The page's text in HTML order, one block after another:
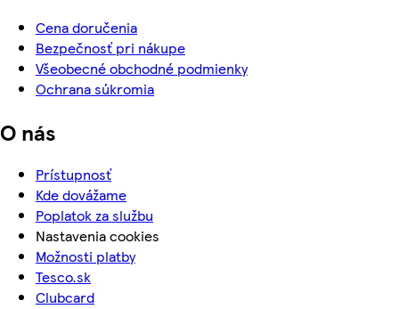
Cena doručenia
Bezpečnosť pri nákupe
Všeobecné obchodné podmienky
Ochrana súkromia
O nás
Prístupnosť
Kde dovážame
Poplatok za službu
Nastavenia cookies
Možnosti platby
Tesco.sk
Clubcard